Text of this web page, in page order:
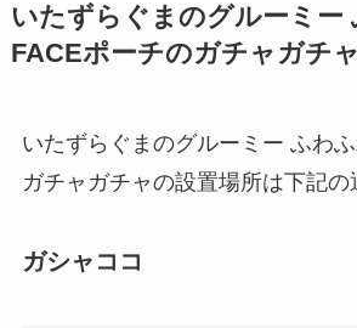
いたずらぐまのグルーミー
FACEポーチのガチャガチ
いたずらぐまのグルーミー ふわ
ガチャガチャの設置場所は下記の
ガシャココ